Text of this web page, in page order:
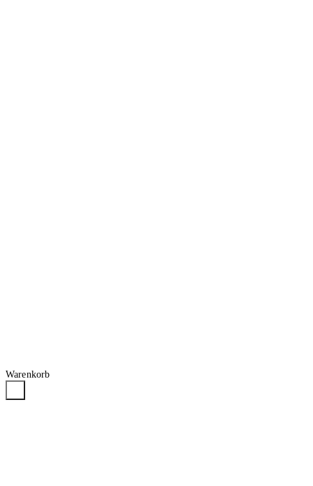
Warenkorb